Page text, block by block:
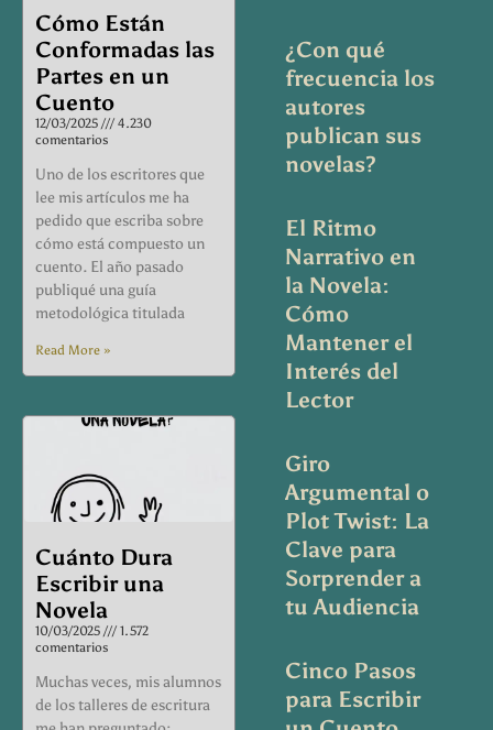
Cómo Están
Conformadas las
Partes en un
Cuento
12/03/2025
4.230
comentarios
Uno de los escritores que
lee mis artículos me ha
pedido que escriba sobre
cómo está compuesto un
cuento. El año pasado
publiqué una guía
metodológica titulada
Read More »
Cuánto Dura
Escribir una
Novela
10/03/2025
1.572
comentarios
Muchas veces, mis alumnos
de los talleres de escritura
¿Con qué
frecuencia los
autores
publican sus
novelas?
El Ritmo
Narrativo en
la Novela:
Cómo
Mantener el
Interés del
Lector
Giro
Argumental o
Plot Twist: La
Clave para
Sorprender a
tu Audiencia
Cinco Pasos
para Escribir